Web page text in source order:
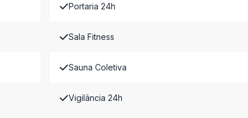
Portaria 24h
Sala Fitness
Sauna Coletiva
Vigilância 24h